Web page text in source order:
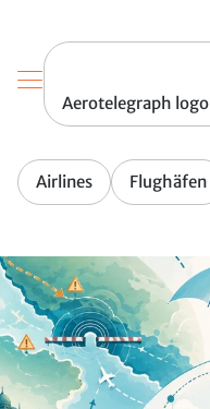
Aerotelegraph logo
Airlines Flughäfen